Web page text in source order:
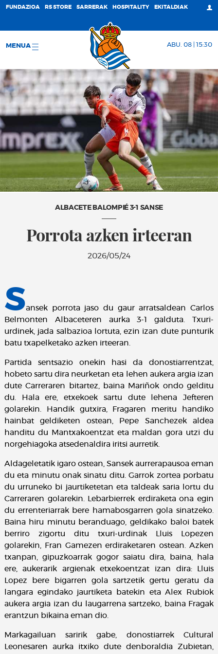
FUNDAZIOA RS STORE SARRERAK HOSPITALITY EKITALDIAK
MENUA ABU. 08 | 15:30
ALBACETE BALOMPIÉ 3-1 SANSE
Porrota azken irteeran
2026/05/24
Sansek porrota jaso du gaur arratsaldean Carlos
Belmonten Albaceteren aurka 3-1 galduta. Txuri-
urdinek, jada salbazioa lortuta, ezin izan dute punturik
batu txapelketako azken irteeran.
Partida sentsazio onekin hasi da donostiarrentzat,
hobeto sartu dira neurketan eta lehen aukera argia izan
dute Carreraren bitartez, baina Mariñok ondo gelditu
du. Hala ere, etxekoek sartu dute lehena Jefteren
golarekin. Handik gutxira, Fragaren meritu handiko
hainbat geldiketen ostean, Pepe Sanchezek aldea
handitu du Mantxakoentzat eta maldan gora utzi du
norgehiagoka atsedenaldira iritsi aurretik.
Aldageletatik igaro ostean, Sansek aurrerapausoa eman
du eta minutu onak sinatu ditu. Garrok zortea porbatu
du urruneko bi jaurtiketetan eta taldeak saria lortu du
Carreraren golarekin. Lebarbierrek erdiraketa ona egin
du errenteriarrak bere hamabosgarren gola sinatzeko.
Baina hiru minutu beranduago, geldikako baloi batek
berriro zigortu ditu txuri-urdinak Lluis Lopezen
golarekin, Fran Gamezen erdiraketaren ostean. Azken
txanpan, gipuzkoarrak gogor saiatu dira, baina, hala
ere, aukerarik argienak etxekoentzat izan dira: Lluis
Lopez bere bigarren gola sartzetik gertu geratu da
langara egindako jaurtiketa batekin eta Alex Rubiok
aukera argia izan du laugarrena sartzeko, baina Fragak
erantzun bikaina eman dio.
Markagailuan saririk gabe, donostiarrek Cultural
Leonesaren aurka itxiko dute denboraldia Zubietan,